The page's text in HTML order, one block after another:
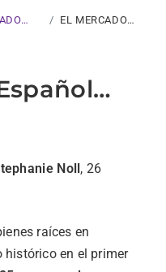
EL MERCADO
Noll, 26
raíces en
históricoen el primer